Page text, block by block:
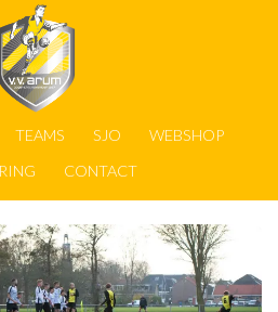
TEAMS SJO
WEBSHOP
CONTACT